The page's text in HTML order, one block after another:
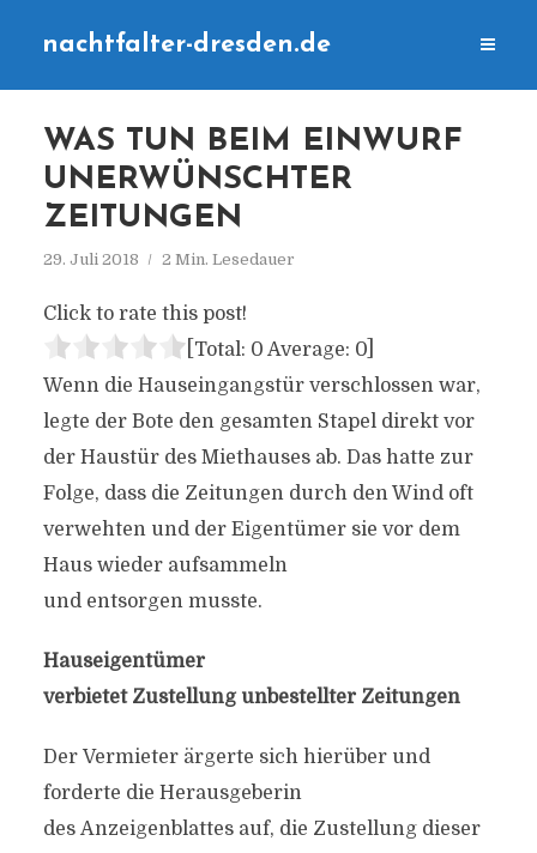
nachtfalter-dresden.de
WAS TUN BEIM EINWURF
UNERWÜNSCHTER
ZEITUNGEN
29. Juli 2018 2 Min. Lesedauer
Click to rate this post!
[Total: 0 Average: 0]
Wenn die Hauseingangstür verschlossen war,
legte der Bote den gesamten Stapel direkt vor
der Haustür des Miethauses ab. Das hatte zur
Folge, dass die Zeitungen durch den Wind oft
verwehten und der Eigentümer sie vor dem
Haus wieder aufsammeln
und entsorgen musste.
Hauseigentümer
verbietet Zustellung unbestellter Zeitungen
Der Vermieter ärgerte sich hierüber und
forderte die Herausgeberin
des Anzeigenblattes auf, die Zustellung dieser